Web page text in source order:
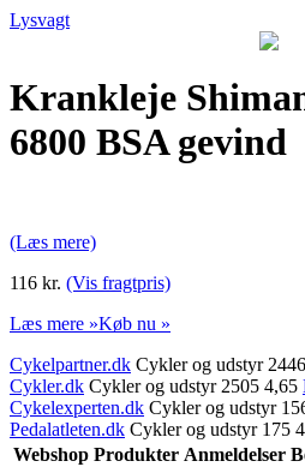
Lysvagt
Krankleje
6800 BSA gevind
(Læs mere)
116 kr. (Vis fragtpris)
Læs mere »Køb nu »
Cykelpartner.dk Cykler og udstyr
Cykler.dk Cykler og udstyr 2505 4,65
Cykelexperten.dk Cykler og udstyr
Pedalatleten.dk Cykler og udstyr 175
Webshop Produkter Anmeldelser